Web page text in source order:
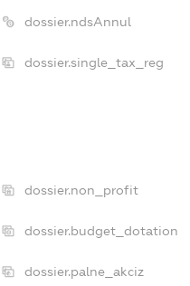
dossier.ndsAnnul
dossier.single_tax_reg
dossier.non_profit
dossier.budget_dotation
dossier.palne_akciz